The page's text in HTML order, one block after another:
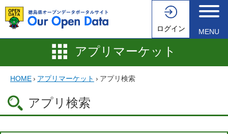
ログイン MENU
アプリマーケット
HOME› アプリマーケット › アプリ検索
アプリ検索